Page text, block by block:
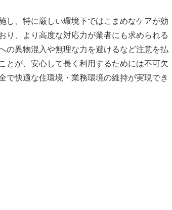
し、特に厳しい環境下ではこまめなケアが効
り、より高度な対応力が業者にも求められる
の異物混入や無理な力を避けるなど注意を払
とが、安心して長く利用するためには不可欠
で快適な住環境・業務環境の維持が実現でき